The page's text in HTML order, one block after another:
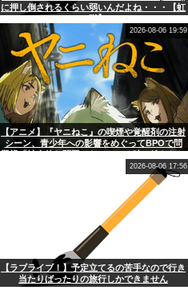
に押し倒されるくらい弱いんだよね・・・【虹
ヶ咲】
【アニメ】『ヤニねこ』の喫煙や覚醒剤の注射
シーン、青少年への影響をめぐってBPOで問
題視「社会的な問題になっている時に紛らわし
2026-08-06 19:59
【ラブライブ！】予定立てるの苦手なので行き
当たりばったりの旅行しかできません
2026-08-06 17:56